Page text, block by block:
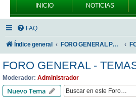
INICIO NOTICIAS
FAQ
Índice general FORO GENERAL PARA TODOS LOS USUARIOS
FORO GENERAL -
Moderador: Administrador
Nuevo Tema